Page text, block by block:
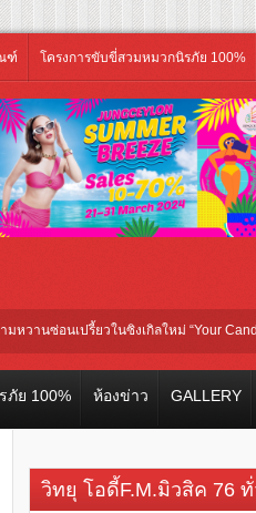
ฑ์ โครงการขับขี่สวมหมวกนิรภัย 100%
ปรี้ยวในซิงเกิลใหม่ “Your Candy” พร้อม
ภัย 100% ห้องข่าว GALLERY
วิทยุ โอดี้F.M.มิวสิค 76 ทั่